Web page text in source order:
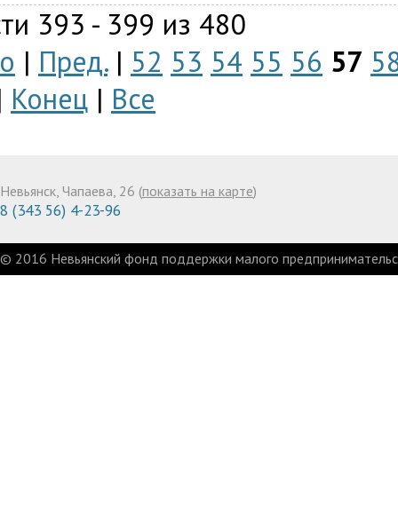
393 - 399 из 480
| Пред.| 52 53 54 55 56 57
Конец | Все
Невьянск, Чапаева, 26 (показать на карте)
8 (343 56) 4-23-96
© 2016 Невьянский фонд поддержки малого